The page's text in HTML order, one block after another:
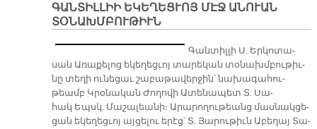
ԳԱՆՏԻԼԼԻԻ ԵԿԵՂԵՑՒՈՅ ՄԷՋ ԱՆՈՒԱՆ
ՏՕՆԱԽՄԲՈՒԹԻՒՆ
Գան­տիլ­լի Ս. Եր­կո­տա­
սան Ա­ռա­քե­լոց ե­կե­ղեց­ւոյ տա­րե­կան տօ­նախմ­բու­թիւ­
նը տե­ղի ու­նե­ցաւ շաբաթավերջին՝ նա­խա­գա­հու­
թեամբ Կրօ­նա­կան Ժո­ղո­վի Ա­տե­նա­պետ Տ. Սա­
հակ Եպսկ. Մա­շա­լեա­նի։ Ա­րա­րո­ղու­թեանց մաս­նակ­ցե­
ցան ե­կե­ղեց­ւոյ այ­ցե­լու ե­րէց՝ Տ. Յա­րու­թիւն Աբեղայ Տա­